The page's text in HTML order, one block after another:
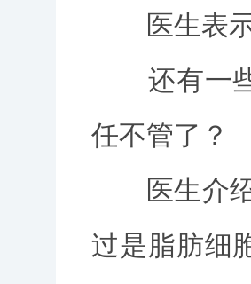
医生表示
还有一些
任不管了？
医生介绍
过是脂肪细